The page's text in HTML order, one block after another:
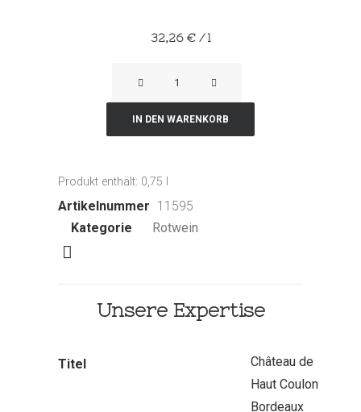
32,26 € /l
Haut
Coulon
Menge
IN DEN WARENKORB
Produkt enthält: 0,75
Artikelnummer 11595
Kategorie
Rotwein
Unsere Expertise
Titel
Château de
Haut Coulon
Bordeaux